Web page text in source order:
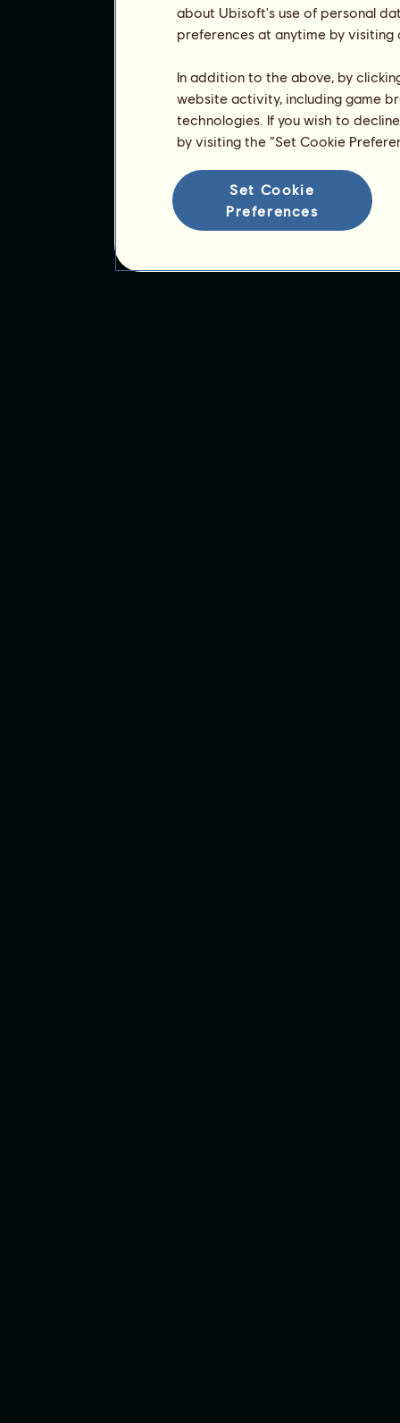
about Ubisoft's use of personal
preferences at anytime by
In addition to the above, by
website activity, including game
technologies. If you wish to
by visiting the “Set Cookie
Set Cookie
Preferences